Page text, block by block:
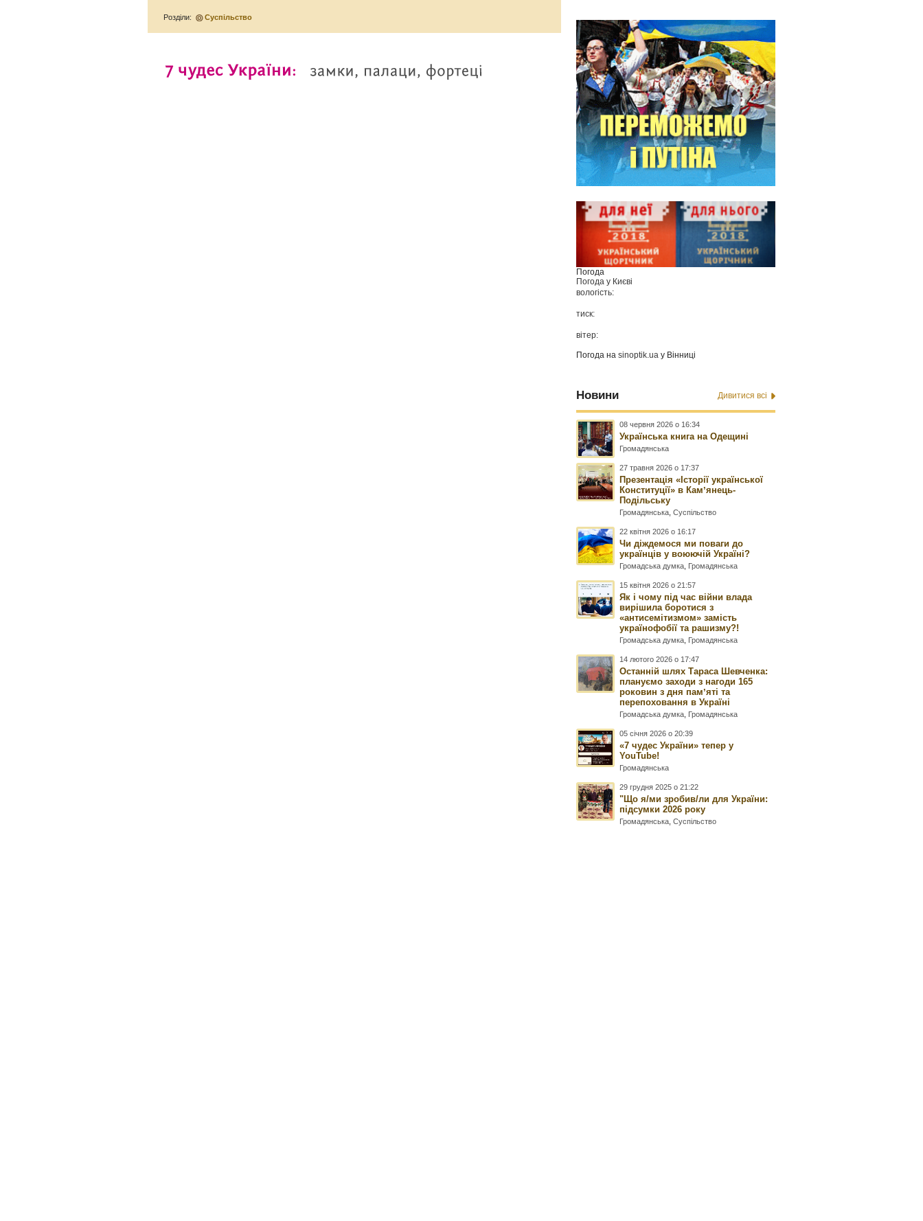
Розділи: Суспільство
Погода
Погода у Києві
вологість:
тиск:
вітер:
Погода наsinoptik.ua у Вінниці
Новини Дивитися всі
08 червня 2026 о 16:34
Українська книга на Одещині
Громадянська
27 травня 2026 о 17:37
Презентація «Історії української
Конституції» в Камʼянець-
Подільську
Громадянська ,Суспільство
22 квітня 2026 о 16:17
Чи діждемося ми поваги до
українців у воюючій Україні?
Громадська думка Громадянська
15 квітня 2026 о 21:57
Як і чому під час війни влада
вирішила боротися з
«антисемітизмом» замість
українофобії та рашизму?!
Громадська думка Громадянська
14 лютого 2026 о 17:47
Останній шлях Тараса Шевченка:
плануємо заходи з нагоди 165
роковин з дня памʼяті та
перепоховання в Україні
Громадська думка Громадянська
05 січня 2026 о 20:39
«7 чудес України» тепер у
YouTube!
Громадянська
29 грудня 2025 о 21:22
"Що я/ми зробив/ли для України:
підсумки 2026 року
Громадянська ,Суспільство